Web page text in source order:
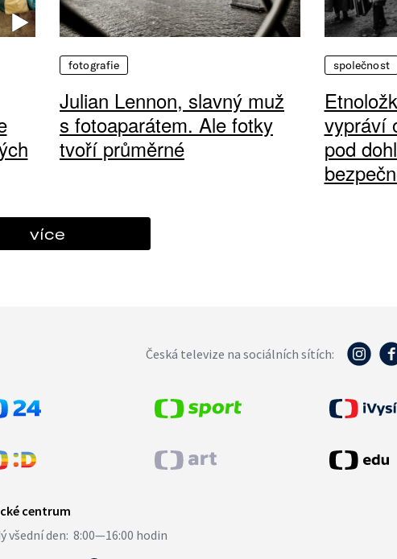
fotografie
Julian Lennon, slavný muž
s fotoaparátem. Ale fotky
tvoří průměrné
společnost
vypráví
pod
více
Česká televize na sociálních sítích: